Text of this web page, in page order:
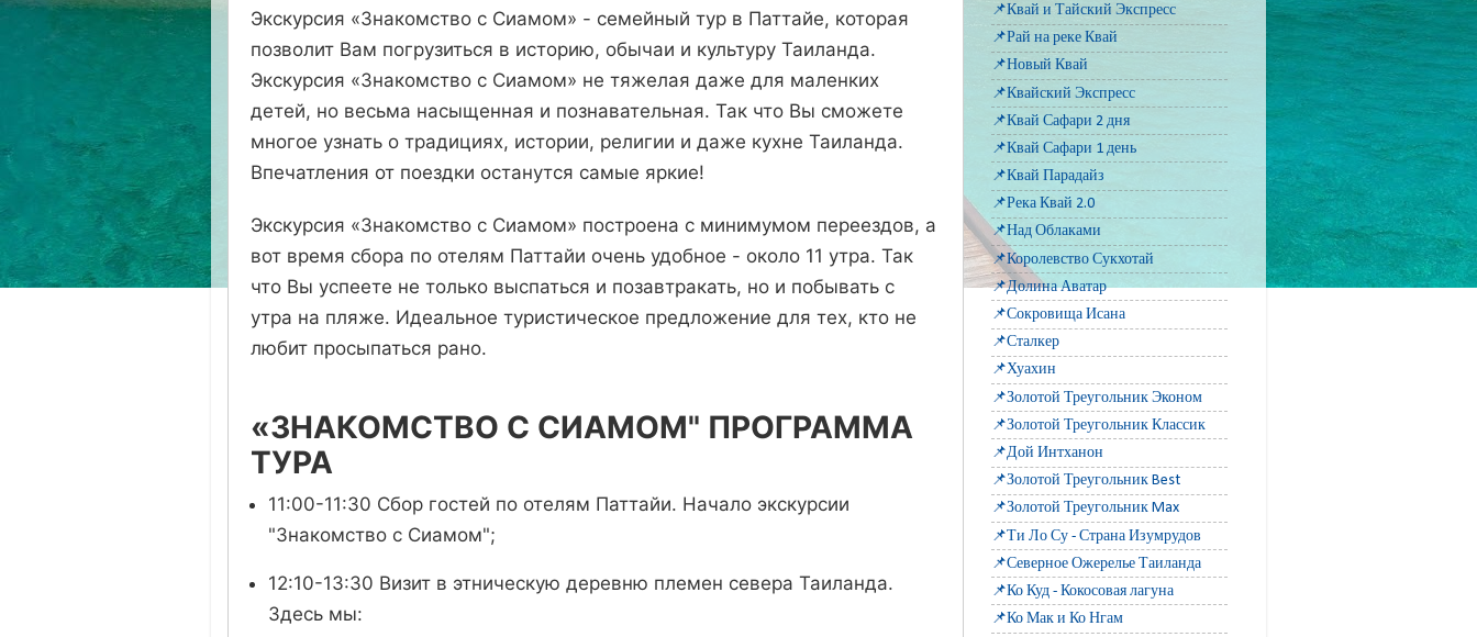
Экскурсия «Знакомство с Сиамом» - семейный тур в Паттайе, которая
позволит Вам погрузиться в историю, обычаи и культуру Таиланда.
Экскурсия «Знакомство с Сиамом» не тяжелая даже для маленких
детей, но весьма насыщенная и познавательная. Так что Вы сможете
многое узнать о традициях, истории, религии и даже кухне Таиланда.
Впечатления от поездки останутся самые яркие!
Экскурсия «Знакомство с Сиамом» построена с минимумом переездов, а
вот время сбора по отелям Паттайи очень удобное - около 11 утра. Так
что Вы успеете не только выспаться и позавтракать, но и побывать с
утра на пляже. Идеальное туристическое предложение для тех, кто не
любит просыпаться рано.
«ЗНАКОМСТВО С СИАМОМ" ПРОГРАММА
ТУРА
11:00-11:30 Сбор гостей по отелям Паттайи. Начало экскурсии
"Знакомство с Сиамом";
12:10-13:30 Визит в этническую деревню племен севера Таиланда.
Здесь мы:
📌Квай и Тайский Экспресс
📌Рай на реке Квай
📌Новый Квай
📌Квайский Экспресс
📌Квай Сафари 2 дня
📌Квай Сафари 1 день
📌Квай Парадайз
📌Река Квай 2.0
📌Над Облаками
📌Королевство Сукхотай
📌Долина Аватар
📌Сокровища Исана
📌Сталкер
📌Хуахин
📌Золотой Треугольник Эконом
📌Золотой Треугольник Классик
📌Дой Интханон
📌Золотой Треугольник Best
📌Золотой Треугольник Max
📌Ти Ло Су - Страна Изумрудов
📌Северное Ожерелье Таиланда
📌Ко Куд - Кокосовая лагуна
📌Ко Мак и Ко Нгам